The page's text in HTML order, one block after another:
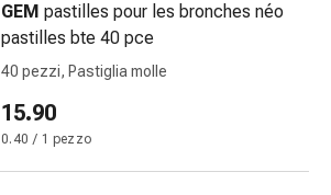
GEM pastilles pour les bronches néo
pastilles bte 40 pce
40 pezzi, Pastiglia molle
15.90
0.40 / 1 pezzo